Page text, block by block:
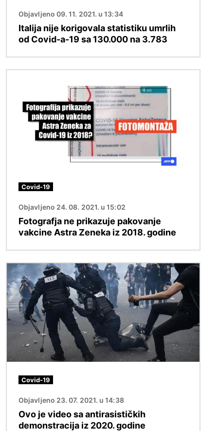
Objavljeno 09. 11. 2021. u 13:34
Italija nije korigovala statistiku umrlih
od Covid-a-19 sa 130.000 na 3.783
Covid-19
Objavljeno 24. 08. 2021. u 15:02
Fotografja ne prikazuje pakovanje
vakcine Astra Zeneka iz 2018. godine
Image
Covid-19
Objavljeno 23. 07. 2021. u 14:38
Ovo je video sa antirasističkih
demonstracija iz 2020. godine